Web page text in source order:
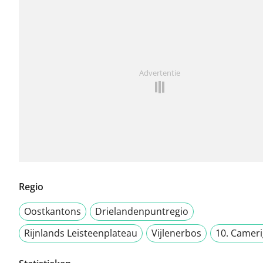
Advertentie
Regio
Oostkantons
Drielandenpuntregio
Rijnlands Leisteenplateau
Vijlenerbos 10.